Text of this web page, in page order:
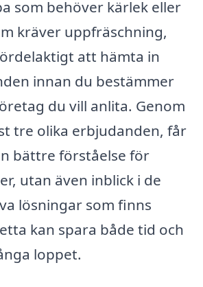
som behöver kärlek eller
kräver uppfräschning,
att hämta in
innan du bestämmer
du vill anlita. Genom
tre olika erbjudanden, får
bättre förståelse för
utan även inblick i de
lösningar som finns
kan spara både tid och
loppet.